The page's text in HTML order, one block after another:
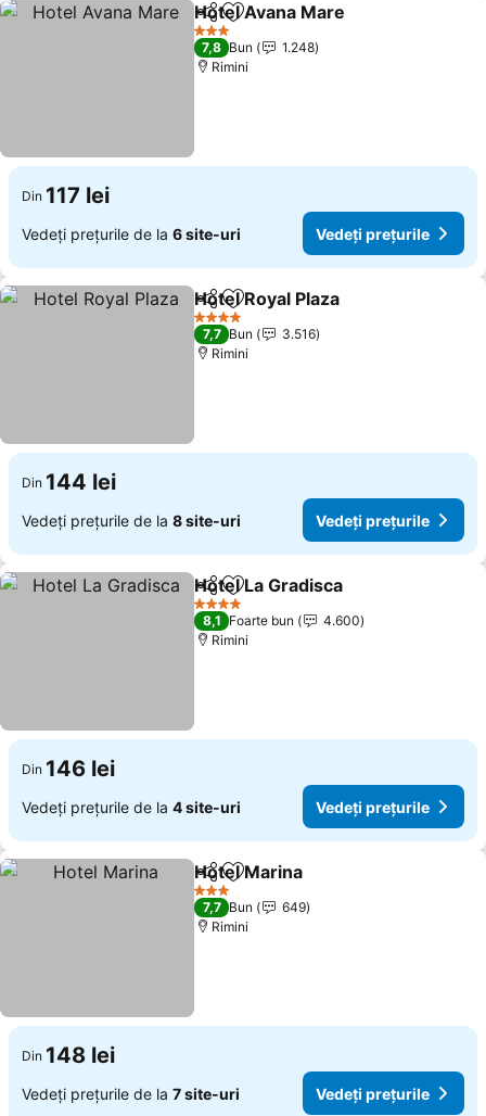
DistribuițiAdăugaţi la favorite
Hotel Avana Mare
3 Stele
7,8 Bun
1.248
Rimini
Din 117 lei
Vedeți prețurile de la 6 site-uri Vedeți prețurile
DistribuițiAdăugaţi la favorite
Hotel Royal Plaza
4 Stele
7,7 Bun
3.516
Rimini
Din 144 lei
Vedeți prețurile de la 8 site-uri Vedeți prețurile
DistribuițiAdăugaţi la favorite
Hotel La Gradisca
4 Stele
8,1 Foarte bun
4.600
Rimini
Din 146 lei
Vedeți prețurile de la 4 site-uri Vedeți prețurile
DistribuițiAdăugaţi la favorite
Hotel Marina
3 Stele
7,7 Bun
649
Rimini
Din 148 lei
Vedeți prețurile de la 7 site-uri Vedeți prețurile